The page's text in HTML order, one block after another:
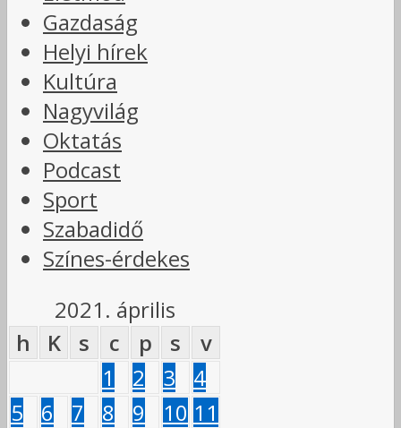
Gazdaság
Helyi hírek
Kultúra
Nagyvilág
Oktatás
Podcast
Sport
Szabadidő
Színes-érdekes
2021. április
h
K s c p s
v
1
2 3
4
5
6 7 8 9 10 11